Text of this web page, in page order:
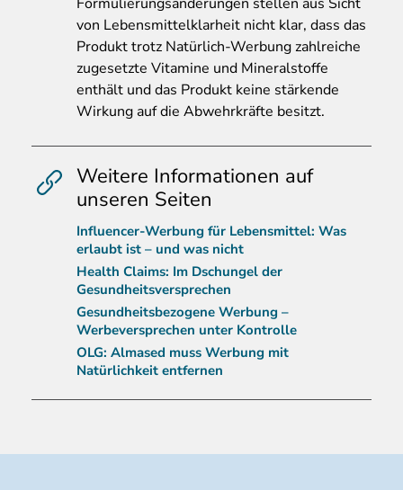
Formulierungsänderungen stellen aus Sicht
von Lebensmittelklarheit nicht klar, dass das
Produkt trotz Natürlich-Werbung zahlreiche
zugesetzte Vitamine und Mineralstoffe
enthält und das Produkt keine stärkende
Wirkung auf die Abwehrkräfte besitzt.
Weitere Informationen auf
unseren Seiten
Influencer-Werbung für Lebensmittel: Was
erlaubt ist – und was nicht
Health Claims: Im Dschungel der
Gesundheitsversprechen
Gesundheitsbezogene Werbung –
Werbeversprechen unter Kontrolle
OLG: Almased muss Werbung mit
Natürlichkeit entfernen